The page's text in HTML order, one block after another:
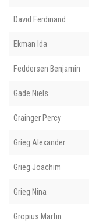
David Ferdinand
Ekman Ida
Feddersen Benjamin
Gade Niels
Grainger Percy
Grieg Alexander
Grieg Joachim
Grieg Nina
Gropius Martin